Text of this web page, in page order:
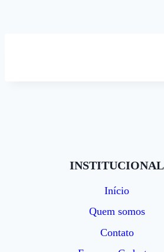
INSTITUCIONAL
Início
Quem somos
Contato